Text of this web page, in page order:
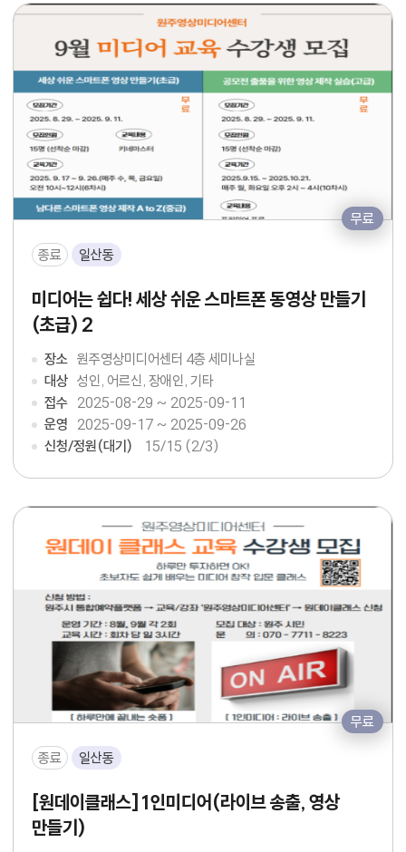
종료 일산동
무료
미디어는 쉽다! 세상 쉬운 스마트폰 동영상 만들기
(초급) 2
장소 원주영상미디어센터 4층 세미나실
대상 성인, 어르신, 장애인, 기타
접수 2025-08-29 ~ 2025-09-11
운영 2025-09-17 ~ 2025-09-26
신청/정원(대기)
15/15 (2/3)
종료 일산동
무료
[원데이클래스]1인미디어(라이브 송출, 영상
만들기)